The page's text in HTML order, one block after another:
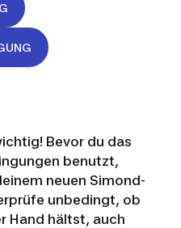
Bevor du das
benutzt,
neuen Simond-
unbedingt, ob
Hand hältst, auch